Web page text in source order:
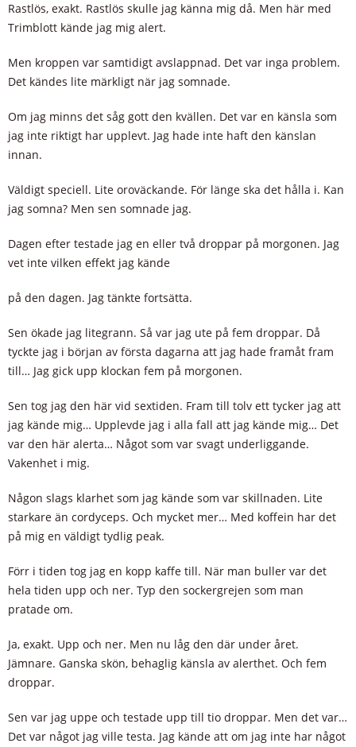
Rastlös, exakt. Rastlös skulle jag känna mig då. Men här med
Trimblott kände jag mig alert.
Men kroppen var samtidigt avslappnad. Det var inga problem.
Det kändes lite märkligt när jag somnade.
Om jag minns det såg gott den kvällen. Det var en känsla som
jag inte riktigt har upplevt. Jag hade inte haft den känslan
innan.
Väldigt speciell. Lite oroväckande. För länge ska det hålla i. Kan
jag somna? Men sen somnade jag.
Dagen efter testade jag en eller två droppar på morgonen. Jag
vet inte vilken effekt jag kände
på den dagen. Jag tänkte fortsätta.
Sen ökade jag litegrann. Så var jag ute på fem droppar. Då
tyckte jag i början av första dagarna att jag hade framåt fram
till… Jag gick upp klockan fem på morgonen.
Sen tog jag den här vid sextiden. Fram till tolv ett tycker jag att
jag kände mig… Upplevde jag i alla fall att jag kände mig… Det
var den här alerta… Något som var svagt underliggande.
Vakenhet i mig.
Någon slags klarhet som jag kände som var skillnaden. Lite
starkare än cordyceps. Och mycket mer… Med koffein har det
på mig en väldigt tydlig peak.
Förr i tiden tog jag en kopp kaffe till. När man buller var det
hela tiden upp och ner. Typ den sockergrejen som man
pratade om.
Ja, exakt. Upp och ner. Men nu låg den där under året.
Jämnare. Ganska skön, behaglig känsla av alerthet. Och fem
droppar.
Sen var jag uppe och testade upp till tio droppar. Men det var…
Det var något jag ville testa. Jag kände att om jag inte har något